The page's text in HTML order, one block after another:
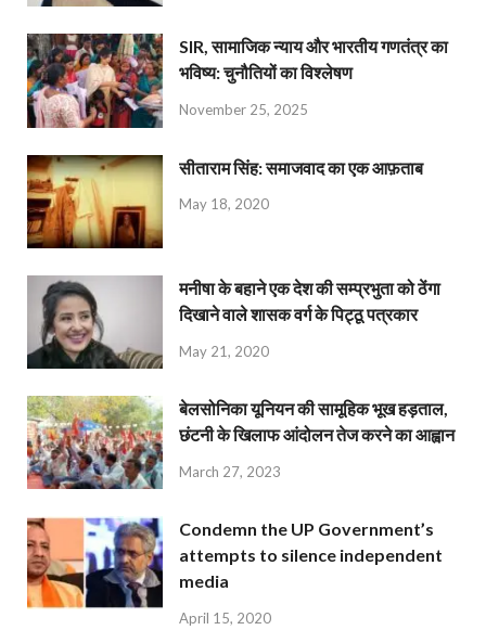
SIR, सामाजिक न्याय और भारतीय गणतंत्र का
भविष्य: चुनौतियों का विश्लेषण
November 25, 2025
सीताराम सिंह: समाजवाद का एक आफ़ताब
May 18, 2020
मनीषा के बहाने एक देश की सम्प्रभुता को ठेंगा
दिखाने वाले शासक वर्ग के पिट्ठू पत्रकार
May 21, 2020
बेलसोनिका यूनियन की सामूहिक भूख हड़ताल,
छंटनी के खिलाफ आंदोलन तेज करने का आह्वान
March 27, 2023
Condemn the UP Government’s
attempts to silence independent
media
April 15, 2020